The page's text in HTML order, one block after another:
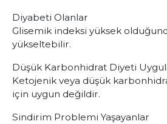
Diyabeti Olanlar
Glisemik indeksi yüksek
yükseltebilir.
Düşük Karbonhidrat Diyeti
Ketojenik veya düşük
için uygun değildir.
Sindirim Problemi Yaşayanlar